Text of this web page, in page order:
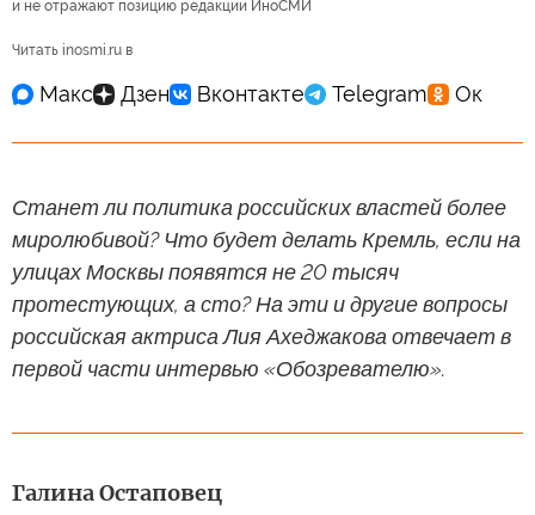
и не отражают позицию редакции ИноСМИ
Читать inosmi.ru в
Станет ли политика российских властей более
миролюбивой? Что будет делать Кремль, если на
улицах Москвы появятся не 20 тысяч
протестующих, а сто? На эти и другие вопросы
российская актриса Лия Ахеджакова отвечает в
первой части интервью «Обозревателю».
Галина Остаповец